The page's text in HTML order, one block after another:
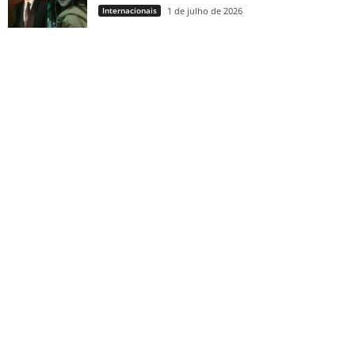
Internacionais 1 de julho de 2026